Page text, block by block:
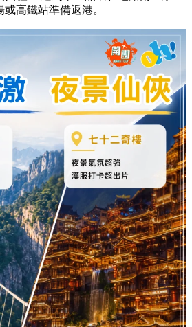
高鐵站準備返港。